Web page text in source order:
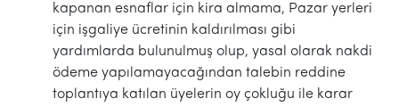
kapanan esnaflar için kira almama, Pazar yerleri
için işgaliye ücretinin kaldırılması gibi
yardımlarda bulunulmuş olup, yasal olarak nakdi
ödeme yapılamayacağından talebin reddine
toplantıya katılan üyelerin oy çokluğu ile karar